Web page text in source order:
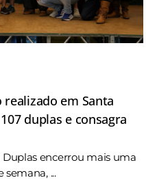
realizado em Santa
duplas e consagra
Duplas encerrou mais uma
...